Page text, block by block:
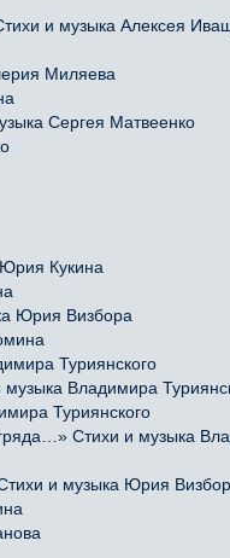
и музыка Алексея
Миляева
Сергея Матвеенко
Кукина
Юрия Визбора
Туриянского
Владимира
Туриянского
Стихи и музыка
и музыка Юрия